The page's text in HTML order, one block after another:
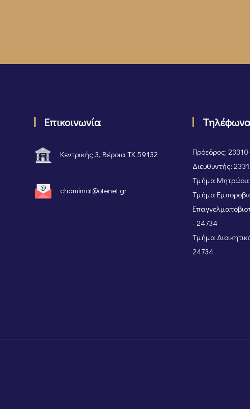
Επικοινωνία
Κεντρικής 3, Βέροια ΤΚ 59132
chamimat@otenet.gr
Πρόεδρος:
Διευθυντής:
Τμήμα Μητρώου:
Τμήμα
- 24734
Τμήμα
24734